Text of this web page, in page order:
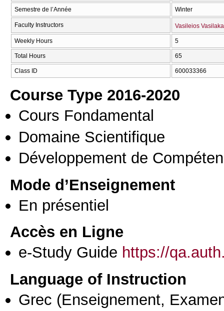
Semestre de l’Année Winter
Faculty Instructors Vasileios
Weekly Hours 5
Total Hours 65
Class ID 600033366
Course Type 2016-2020
Cours Fondamental
Domaine Scientifique
Développement de
Mode d’Enseignement
En présentiel
Accès en Ligne
e-Study Guide https://
Language of Instruction
Grec (Enseignement,